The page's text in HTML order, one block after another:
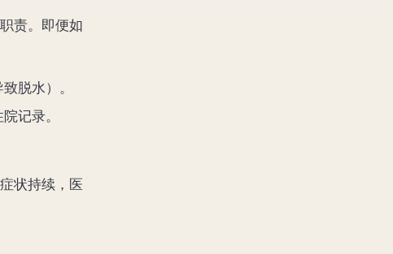
责。即便如
脱水）。
记录。
状持续，医